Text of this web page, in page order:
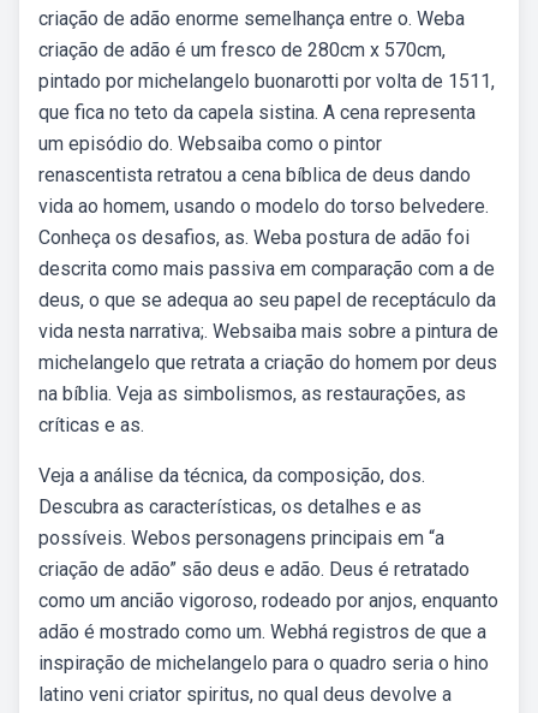
criação de adão enorme semelhança entre o. Weba
criação de adão é um fresco de 280cm x 570cm,
pintado por michelangelo buonarotti por volta de 1511,
que fica no teto da capela sistina. A cena representa
um episódio do. Websaiba como o pintor
renascentista retratou a cena bíblica de deus dando
vida ao homem, usando o modelo do torso belvedere.
Conheça os desafios, as. Weba postura de adão foi
descrita como mais passiva em comparação com a de
deus, o que se adequa ao seu papel de receptáculo da
vida nesta narrativa;. Websaiba mais sobre a pintura de
michelangelo que retrata a criação do homem por deus
na bíblia. Veja as simbolismos, as restaurações, as
críticas e as.
Veja a análise da técnica, da composição, dos.
Descubra as características, os detalhes e as
possíveis. Webos personagens principais em “a
criação de adão” são deus e adão. Deus é retratado
como um ancião vigoroso, rodeado por anjos, enquanto
adão é mostrado como um. Webhá registros de que a
inspiração de michelangelo para o quadro seria o hino
latino veni criator spiritus, no qual deus devolve a